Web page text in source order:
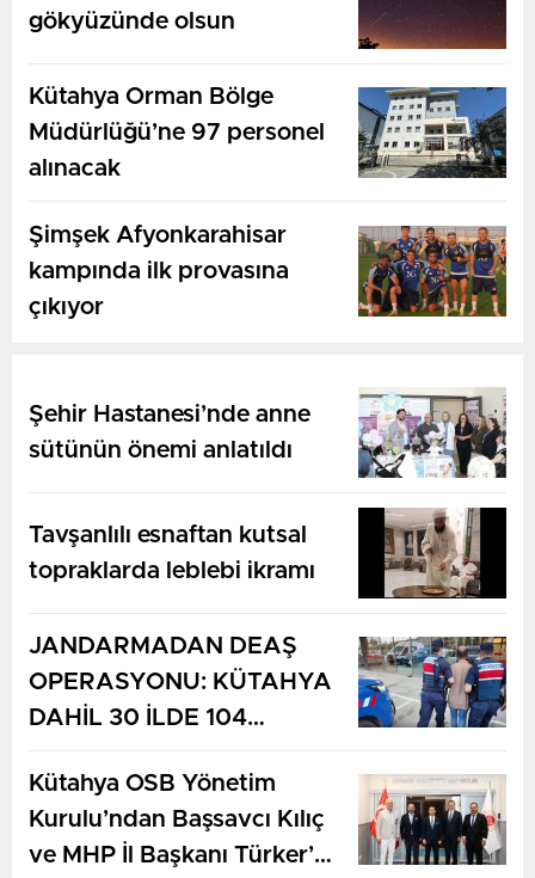
gökyüzünde olsun
Kütahya Orman Bölge
Müdürlüğü’ne 97 personel
alınacak
Şimşek Afyonkarahisar
kampında ilk provasına
çıkıyor
Şehir Hastanesi’nde anne
sütünün önemi anlatıldı
Tavşanlılı esnaftan kutsal
topraklarda leblebi ikramı
JANDARMADAN DEAŞ
OPERASYONU: KÜTAHYA
DAHİL 30 İLDE 104
GÖZALTI
Kütahya OSB Yönetim
Kurulu’ndan Başsavcı Kılıç
ve MHP İl Başkanı Türker’e